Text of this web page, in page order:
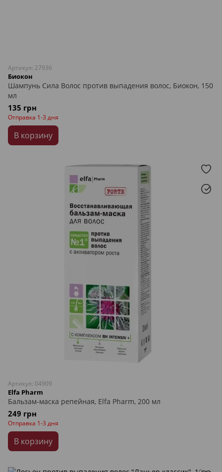
Артикул: 27936
Биокон
Шампунь Сила Волос против выпадения волос, Биокон, 150
мл
135 грн
Отправка 1-3 дня
В корзину
Артикул: 04909
Elfa Pharm
Бальзам-маска репейная, Elfa Pharm, 200 мл
249 грн
Отправка 1-3 дня
В корзину